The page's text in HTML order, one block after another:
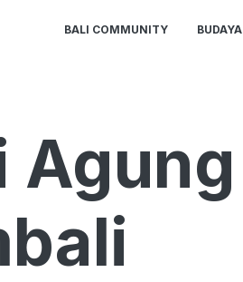
BALI COMMUNITY BUDAYA
Agung